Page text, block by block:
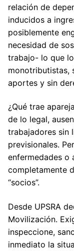
relación de
inducidos a
posiblemente
necesidad de
trabajo- lo que
monotributistas,
aportes y sin
¿Qué trae
de lo legal,
trabajadores sin
previsionales.
enfermedades o
completamente
“socios”.
Desde UPSRA
Movilización.
inspeccione,
inmediato la